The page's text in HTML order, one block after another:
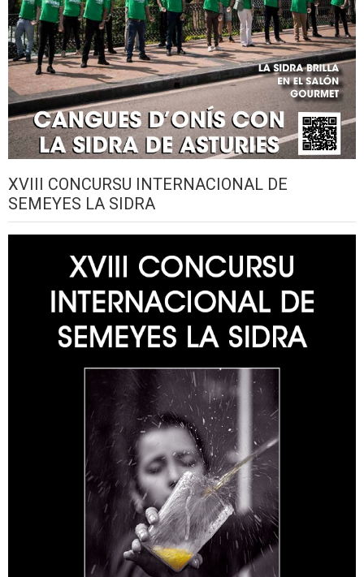
XVIII CONCURSU INTERNACIONAL DE
SEMEYES LA SIDRA